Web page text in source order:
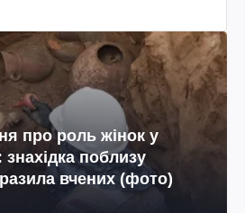
про роль жінок у
поблизу
вчених (фото)